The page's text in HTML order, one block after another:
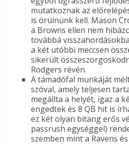
mutatkoznak az
is örülnünk kell. Mason
a Browns ellen nem
továbbá
a két utóbbi meccsen
sikerült
Rodgers révén.
A támadófal munkáját
szóval, amely teljesen
megállta a helyét, igaz a
engedtek és 8 QB hit is
ez két olyan bitang erős
passrush egységgel)
szemben mint a Ravens